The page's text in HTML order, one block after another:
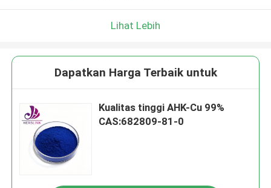
Lihat Lebih
Dapatkan Harga Terbaik untuk
Kualitas tinggi AHK-Cu 99%
CAS:682809-81-0